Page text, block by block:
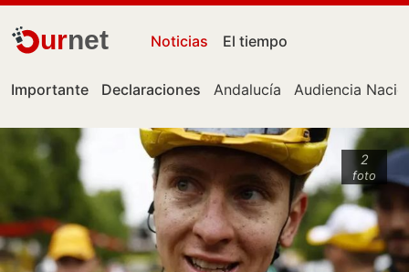
urnet Noticias El tiempo
Importante Declaraciones Andalucía Audiencia
2
foto